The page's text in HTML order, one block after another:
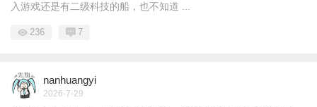
入游戏还是有二级科技的船，也不知道 ...
236 7
nanhuangyi
2026-7-29